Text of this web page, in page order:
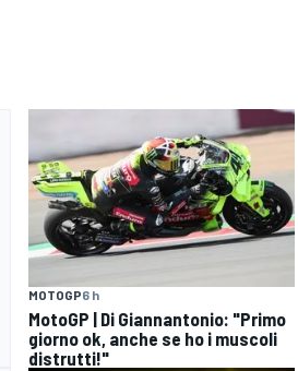
MOTOGP6 h
MotoGP | Di Giannantonio: "Primo
giorno ok, anche se ho i muscoli
distrutti!"